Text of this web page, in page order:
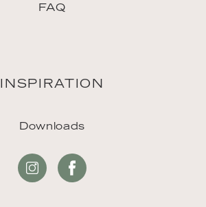
FAQ
INSPIRATION
Downloads